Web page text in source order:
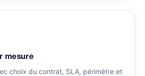
mesure
choix du contrat, SLA, périmètre et